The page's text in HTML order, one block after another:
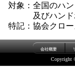
対象：全国のハ
及びハンドボ
特記：協会クロ
会社概要
Copyright